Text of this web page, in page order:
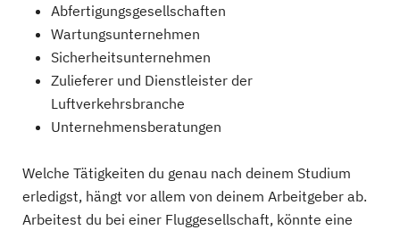
Abfertigungsgesellschaften
Wartungsunternehmen
Sicherheitsunternehmen
Zulieferer und Dienstleister der
Luftverkehrsbranche
Unternehmensberatungen
Welche Tätigkeiten du genau nach deinem Studium
erledigst, hängt vor allem von deinem Arbeitgeber ab.
Arbeitest du bei einer Fluggesellschaft, könnte eine